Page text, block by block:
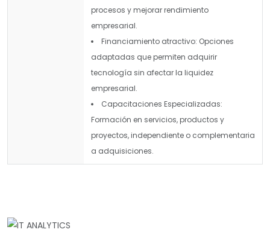
procesos y mejorar rendimiento
empresarial.
Financiamiento atractivo: Opciones
adaptadas que permiten adquirir
tecnología sin afectar la liquidez
empresarial.
Capacitaciones Especializadas:
Formación en servicios, productos y
proyectos, independiente o complementaria
a adquisiciones.